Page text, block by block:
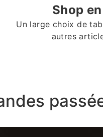
Shop
Un large choix de
autres